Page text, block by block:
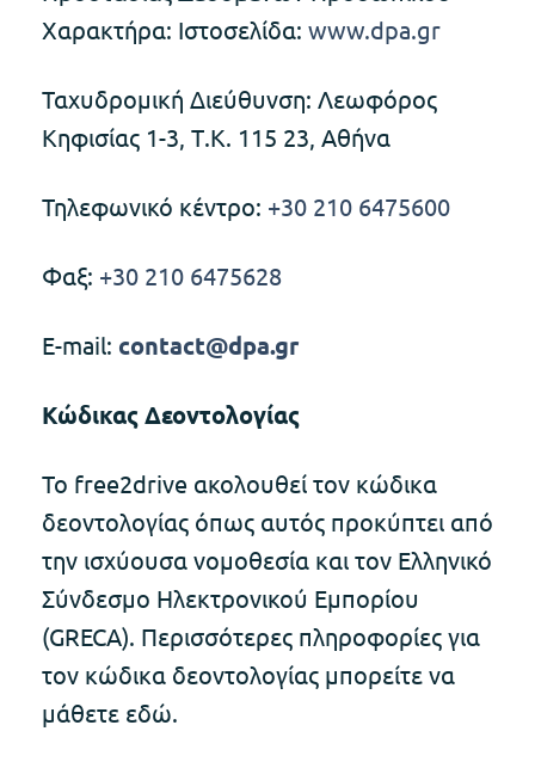
Χαρακτήρα: Ιστοσελίδα: www.dpa.gr
Ταχυδρομική Διεύθυνση: Λεωφόρος
Κηφισίας 1-3, Τ.Κ. 115 23, Αθήνα
Τηλεφωνικό κέντρο: +30 210 6475600
Φαξ: +30 210 6475628
E-mail: contact@dpa.gr
Κώδικας Δεοντολογίας
Το free2drive ακολουθεί τον κώδικα
δεοντολογίας όπως αυτός προκύπτει από
την ισχύουσα νομοθεσία και τον Ελληνικό
Σύνδεσμο Ηλεκτρονικού Εμπορίου
(GRECA). Περισσότερες πληροφορίες για
τον κώδικα δεοντολογίας μπορείτε να
μάθετε εδώ.